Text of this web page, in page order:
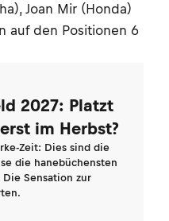
Joan Mir (Honda)
auf den Positionen 6
2027: Platzt
im Herbst?
Zeit: Dies sind die
die hanebüchensten
Sensation zur